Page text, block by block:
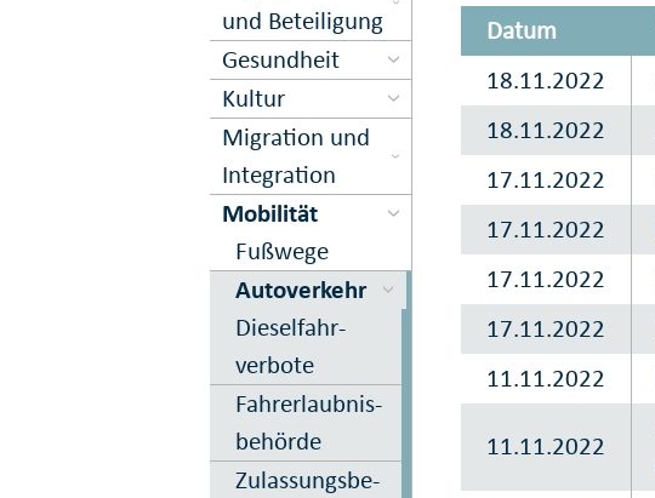
und Beteiligung
Gesundheit
Kultur
Migration und
Inte­gration
Mobilität
Fuß­wege
Auto­verkehr
Dieselfahr­
verbote
Fahr­erlaub­nis­
be­hörde
Zu­lassungs­be­
Datum
18.11.2022
18.11.2022
17.11.2022
17.11.2022
17.11.2022
17.11.2022
11.11.2022
11.11.2022